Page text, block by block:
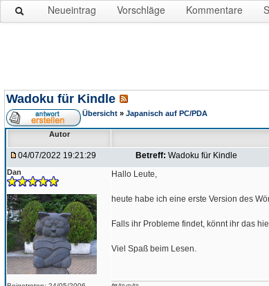
Neueintrag Vorschläge Kommentare
Wadoku für Kindle
Übersicht » Japanisch auf PC/PDA
Autor
04/07/2022 19:21:29 Betreff: Wadoku für Kindle
Dan Hallo Leute,
heute habe ich eine erste Version des
Falls ihr Probleme findet, könnt ihr das
Viel Spaß beim Lesen.